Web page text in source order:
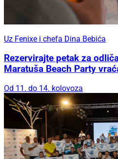
Uz Fenixe i chefa Dina Bebića
Rezervirajte petak za
Maratuša Beach Party
Od 11. do 14. kolovoza